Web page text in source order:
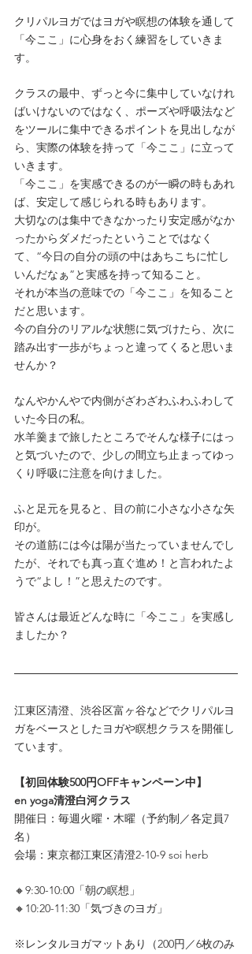
クリパルヨガではヨガや瞑想の体験を通して
「今ここ」に心身をおく練習をしていきま
す。
クラスの最中、ずっと今に集中していなけれ
ばいけないのではなく、ポーズや呼吸法など
をツールに集中できるポイントを見出しなが
ら、実際の体験を持って「今ここ」に立って
いきます。
「今ここ」を実感できるのが一瞬の時もあれ
ば、安定して感じられる時もあります。
大切なのは集中できなかったり安定感がなか
ったからダメだったということではなく
て、“今日の自分の頭の中はあちこちに忙し
いんだなぁ”と実感を持って知ること。
それが本当の意味での「今ここ」を知ること
だと思います。
今の自分のリアルな状態に気づけたら、次に
踏み出す一歩がちょっと違ってくると思いま
せんか？
なんやかんやで内側がざわざわふわふわして
いた今日の私。
水羊羹まで旅したところでそんな様子にはっ
と気づいたので、少しの間立ち止まってゆっ
くり呼吸に注意を向けました。
ふと足元を見ると、目の前に小さな小さな矢
印が。
その道筋には今は陽が当たっていませんでし
たが、それでも真っ直ぐ進め！と言われたよ
うで“よし！”と思えたのです。
皆さんは最近どんな時に「今ここ」を実感し
ましたか？
江東区清澄、渋谷区富ヶ谷などでクリパルヨ
ガをベースとしたヨガや瞑想クラスを開催し
ています。
【初回体験500円OFFキャンペーン中】
en yoga清澄白河クラス
開催日：毎週火曜・木曜（予約制／各定員7
名）
会場：東京都江東区清澄2-10-9 soi herb
🔸9:30-10:00「朝の瞑想」
🔸10:20-11:30「気づきのヨガ」
※レンタルヨガマットあり（200円／6枚のみ